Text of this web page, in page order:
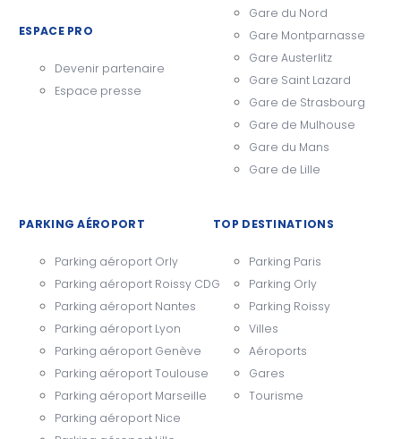
ESPACE PRO
Devenir partenaire
Espace presse
Gare du Nord
Gare Montparnasse
Gare Austerlitz
Gare Saint Lazard
Gare de Strasbourg
Gare de Mulhouse
Gare du Mans
Gare de Lille
PARKING AÉROPORT
Parking aéroport Orly
Parking aéroport Roissy CDG
Parking aéroport Nantes
Parking aéroport Lyon
Parking aéroport Genève
Parking aéroport Toulouse
Parking aéroport Marseille
Parking aéroport Nice
TOP DESTINATIONS
Parking Paris
Parking Orly
Parking Roissy
Villes
Aéroports
Gares
Tourisme